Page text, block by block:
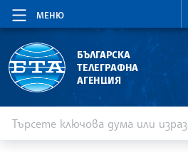
МЕНЮ
БЪЛГАРСКА
ТЕЛЕГРАФНА
АГЕНЦИЯ